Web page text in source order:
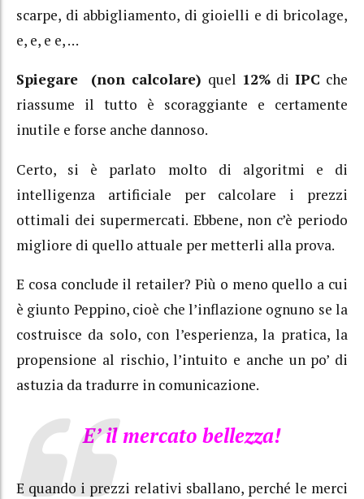
scarpe, di abbigliamento, di gioielli e di bricolage,
e, e, e e, …
Spiegare (non calcolare) quel 12%di IPC che
riassume il tutto è scoraggiante e certamente
inutile e forse anche dannoso.
Certo, si è parlato molto di algoritmi e di
intelligenza artificiale per calcolare i prezzi
ottimali dei supermercati. Ebbene, non c’è periodo
migliore di quello attuale per metterli alla prova.
E cosa conclude il retailer? Più o meno quello a cui
è giunto Peppino, cioè che l’inflazione ognuno se la
costruisce da solo, con l’esperienza, la pratica, la
propensione al rischio, l’intuito e anche un po’ di
astuzia da tradurre in comunicazione.
E’ il mercato bellezza!
E quando i prezzi relativi sballano, perché le merci